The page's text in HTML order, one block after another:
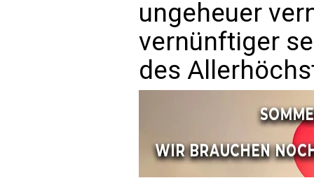
ungeheuer
vernünftiger
des